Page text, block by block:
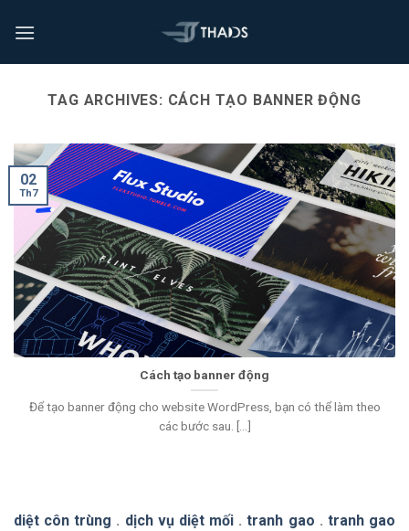
TAG ARCHIVES: CÁCH TẠO BANNER ĐỘNG
Cách tạo banner động
Để tạo banner động cho website WordPress, bạn có thể làm theo
các bước sau. [...]
02
Th7
diệt côn trùng . dịch vụ diệt mối .tranh gao . tranh gao